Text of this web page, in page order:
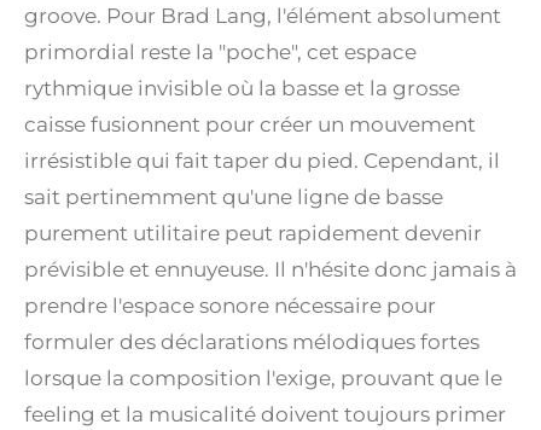
groove. Pour Brad Lang, l'élément absolument
primordial reste la "poche", cet espace
rythmique invisible où la basse et la grosse
caisse fusionnent pour créer un mouvement
irrésistible qui fait taper du pied. Cependant, il
sait pertinemment qu'une ligne de basse
purement utilitaire peut rapidement devenir
prévisible et ennuyeuse. Il n'hésite donc jamais à
prendre l'espace sonore nécessaire pour
formuler des déclarations mélodiques fortes
lorsque la composition l'exige, prouvant que le
feeling et la musicalité doivent toujours primer